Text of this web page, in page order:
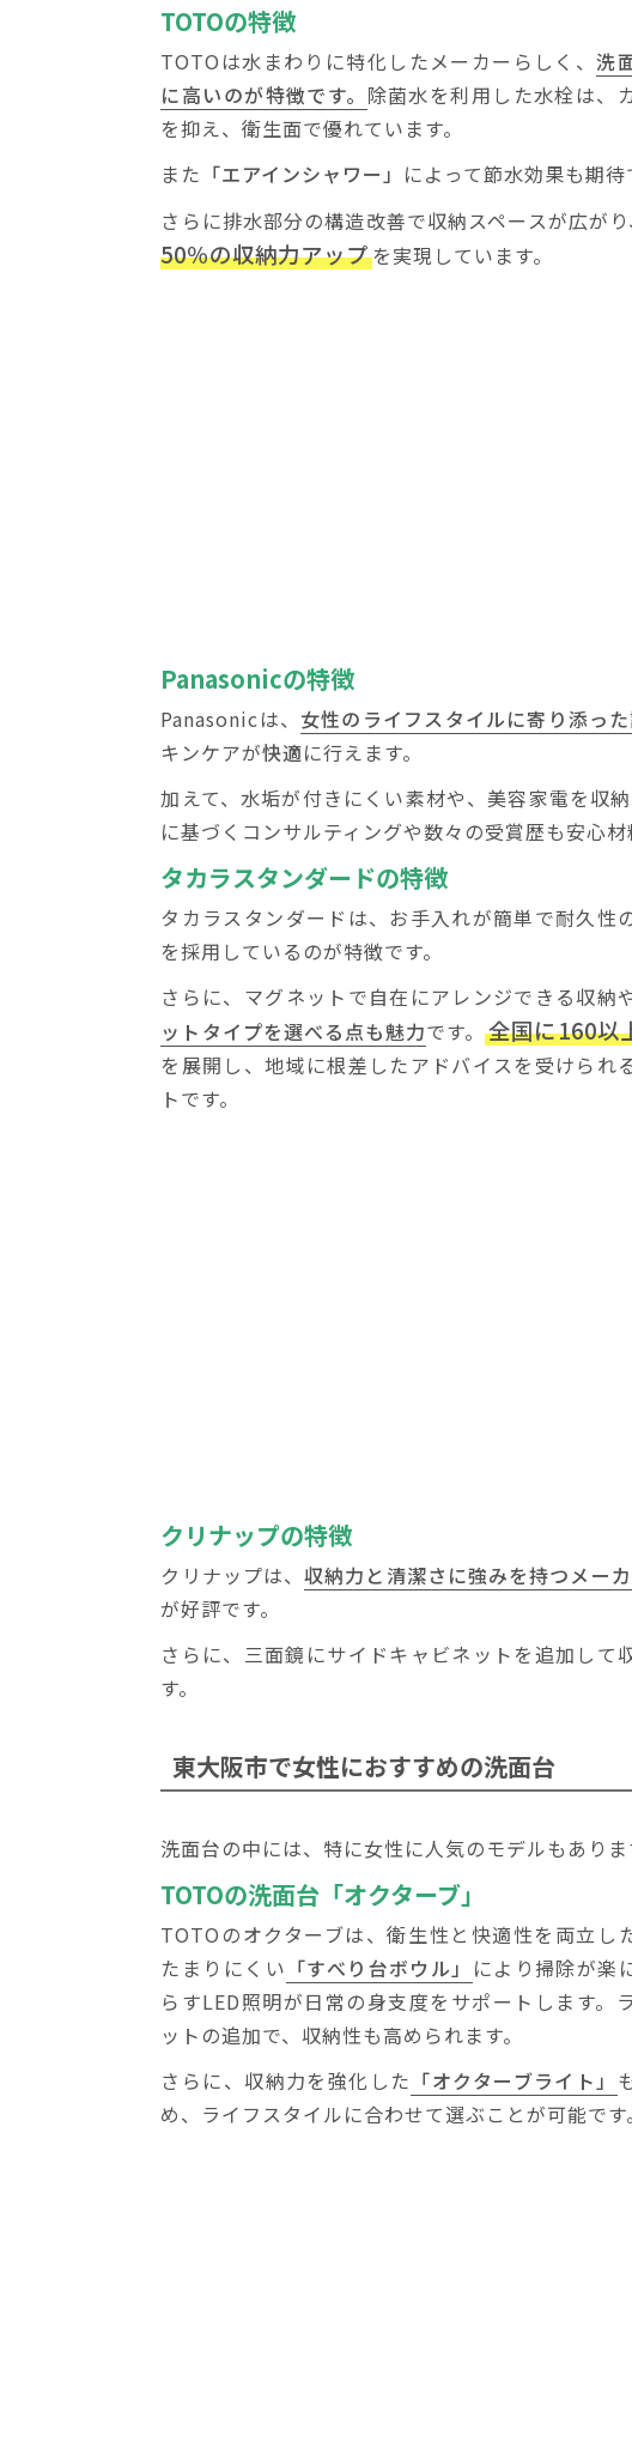
TOTOの特徴
TOTOは水まわりに特化したメーカーらしく、洗
に高いのが特徴です。 除菌水を利用した水栓は、
を抑え、衛生面で優れています。
また 「エアインシャワー」 によって節水効果も期待
さらに排水部分の構造改善で収納スペースが広が
50％の収納力アップを実現しています。
Panasonicの特徴
Panasonicは、 女性のライフスタイルに寄り添っ
キンケアが快適に行えます。
加えて、水垢が付きにくい素材や、美容家電を収
に基づくコンサルティングや数々の受賞歴も安心材
タカラスタンダードの特徴
タカラスタンダードは、お手入れが簡単で耐久性
を採用しているのが特徴です。
さらに、マグネットで自在にアレンジできる収納や
ットタイプを選べる点も魅力です。全国に160以
を展開し、地域に根差したアドバイスを受けられ
トです。
クリナップの特徴
クリナップは、収納力と清潔さに強みを持つメー
が好評です。
さらに、三面鏡にサイドキャビネットを追加し
す。
東大阪市で女性におすすめの洗面台
洗面台の中には、特に女性に人気のモデルもありま
TOTOの洗面台「オクターブ」
TOTOのオクターブは、衛生性と快適性を両立し
たまりにくい 「すべり台ボウル」 により掃除が楽
らすLED照明が日常の身支度をサポートします。
ットの追加で、収納性も高められます。
さらに、収納力を強化した 「オクターブライト」
め、ライフスタイルに合わせて選ぶことが可能です。